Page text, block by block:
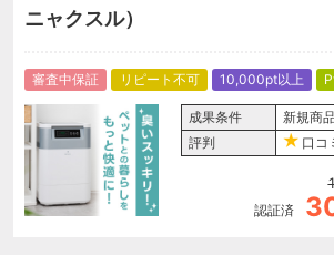
ニャクスル）
審査中保証 リピート不可 10,000pt以上
成果条件
新規商
評判
口コ
認証済